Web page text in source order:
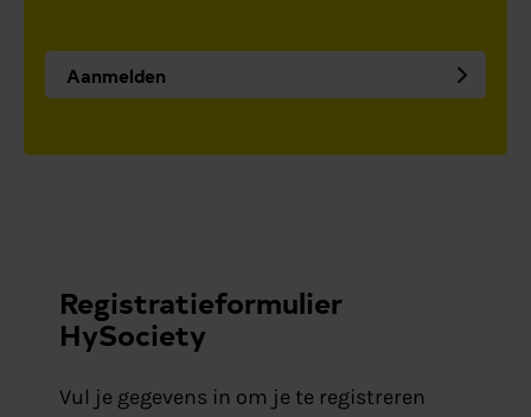
Aanmelden
Registratieformulier
HySociety
Vul je gegevens in om je te registreren